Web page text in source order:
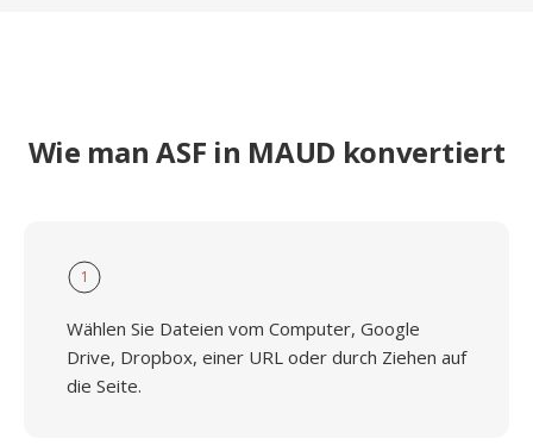
Wie man ASF in MAUD konvertiert
1
Wählen Sie Dateien vom Computer, Google
Drive, Dropbox, einer URL oder durch Ziehen auf
die Seite.